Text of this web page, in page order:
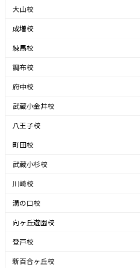
大山校
成増校
練馬校
調布校
府中校
武蔵小金井校
八王子校
町田校
武蔵小杉校
川崎校
溝の口校
向ヶ丘遊園校
登戸校
新百合ヶ丘校